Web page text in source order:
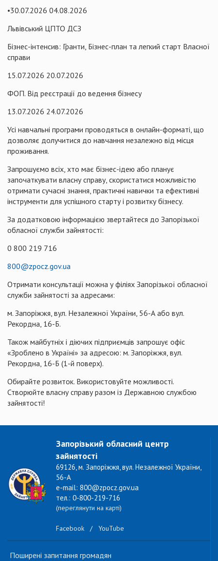
•30.07.2026 04.08.2026
Львівський ЦПТО ДСЗ
Бізнес-інтенсив: Гранти, Бізнес-план та легкий старт Власної
справи
15.07.2026 20.07.2026
ФОП. Від реєстрації до ведення бізнесу
13.07.2026 24.07.2026
Усі навчальні програми проводяться в онлайн-форматі, що
дозволяє долучитися до навчання незалежно від місця
проживання.
Запрошуємо всіх, хто має бізнес-ідею або планує
започаткувати власну справу, скористатися можливістю
отримати сучасні знання, практичні навички та ефективні
інструменти для успішного старту і розвитку бізнесу.
За додатковою інформацією звертайтеся до Запорізької
обласної служби зайнятості:
0 800 219 716
800@zpocz.gov.ua
Отримати консультації можна у філіях Запорізької обласної
служби зайнятості за адресами:
м. Запоріжжя, вул. Незалежної України, 56-А або вул.
Рекордна, 16-Б.
Також майбутніх і діючих підприємців запрошує офіс
«Зроблено в Україні» за адресою: м. Запоріжжя, вул.
Рекордна, 16-Б (1-й поверх).
Обирайте розвиток. Використовуйте можливості.
Створюйте власну справу разом із Державною службою
зайнятості!
Запорізький обласний центр
зайнятості
69126, м. Запоріжжя, вул. Незалежної України,
56-А
e-mail: 800@zpocz.gov.ua
тел.: 0-800-219-716
(переглянути на карті)
Facebook / YouTube
Поширені запитання громадян